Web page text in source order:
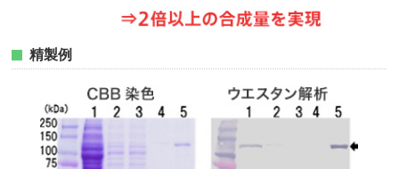
精製例